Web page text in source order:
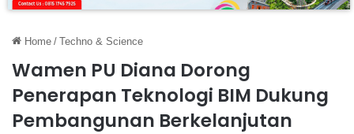
Home / Techno & Science
Wamen PU Diana Dorong
Penerapan Teknologi BIM Dukung
Pembangunan Berkelanjutan